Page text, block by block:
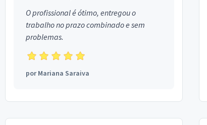
O profissional é ótimo, entregou o
trabalho no prazo combinado e sem
problemas.
porMariana Saraiva